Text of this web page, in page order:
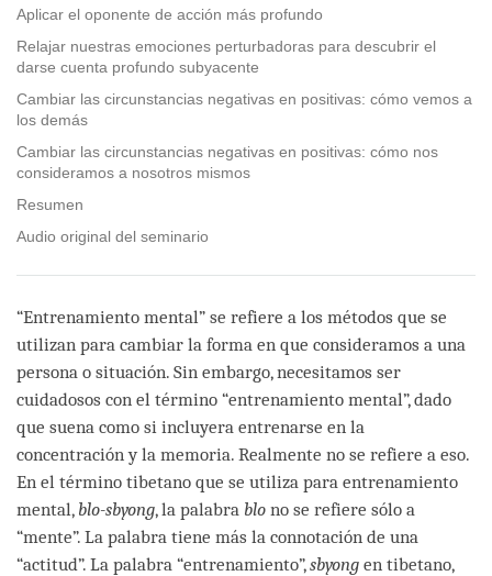
Aplicar el oponente de acción más profundo
Relajar nuestras emociones perturbadoras para descubrir el
darse cuenta profundo subyacente
Cambiar las circunstancias negativas en positivas: cómo vemos a
los demás
Cambiar las circunstancias negativas en positivas: cómo nos
consideramos a nosotros mismos
Resumen
Audio original del seminario
“Entrenamiento mental” se refiere a los métodos que se
utilizan para cambiar la forma en que consideramos a una
persona o situación. Sin embargo, necesitamos ser
cuidadosos con el término “entrenamiento mental”, dado
que suena como si incluyera entrenarse en la
concentración y la memoria. Realmente no se refiere a eso.
En el término tibetano que se utiliza para entrenamiento
mental, blo-sbyong, la palabra blo no se refiere sólo a
“mente”. La palabra tiene más la connotación de una
“actitud”. La palabra “entrenamiento”,sbyong en tibetano,